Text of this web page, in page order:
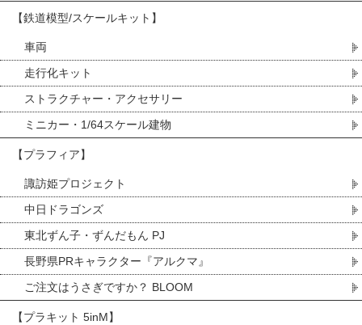
【鉄道模型/スケールキット】
車両
走行化キット
ストラクチャー・アクセサリー
ミニカー・1/64スケール建物
【プラフィア】
諏訪姫プロジェクト
中日ドラゴンズ
東北ずん子・ずんだもん PJ
長野県PRキャラクター『アルクマ』
ご注文はうさぎですか？ BLOOM
【プラキット 5inM】